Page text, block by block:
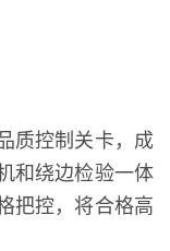
质控制关卡，成
和绕边检验一体
把控，将合格高